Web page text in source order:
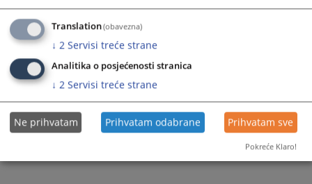
Adresar pravosudnih institucija
Adresar advokata
Registri poslovnih subjekata u BiH
Translation(obavezna)
↓ 2 Servisi treće strane
Analitika o posjećenosti stranica
↓ 2 Servisi treće strane
Ne prihvatam Prihvatam odabrane Prihvatam sve
Pokreće Klaro!